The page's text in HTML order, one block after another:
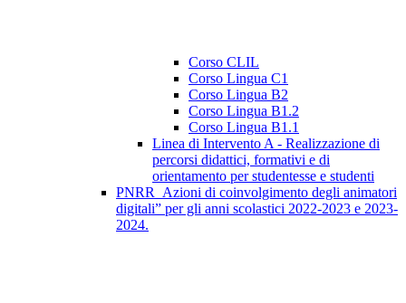
Corso CLIL
Corso Lingua C1
Corso Lingua B2
Corso Lingua B1.2
Corso Lingua B1.1
Linea di Intervento A - Realizzazione di
percorsi didattici, formativi e di
orientamento per studentesse e studenti
PNRR_Azioni di coinvolgimento degli animatori
digitali” per gli anni scolastici 2022-2023 e 2023-
2024.